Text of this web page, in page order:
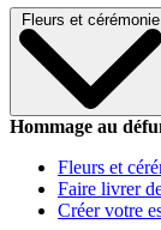
Fleurs et cérémonie
Hommage au
Fleurs et
Faire livrer
Créer votre